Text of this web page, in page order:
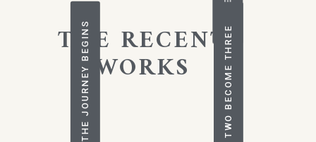
THE RECENT
WORKS
THE JOURNEY BEGINS TWO BECOME THREE